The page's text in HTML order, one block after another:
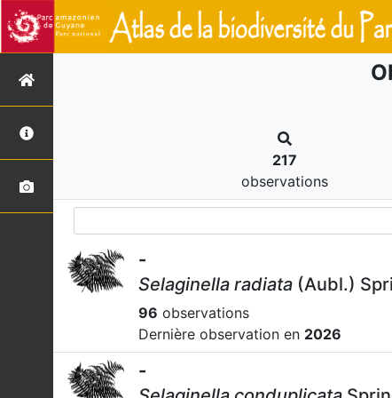
217
observations
-
Selaginella radiata (Aubl.)
96 observations
Dernière observation en 2026
-